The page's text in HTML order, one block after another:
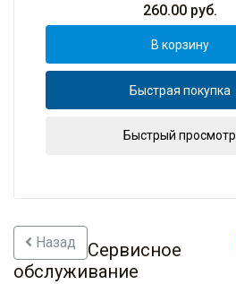
260.00руб.
В корзину
Быстрая покупка
Быстрый просмотр
Назад
Сервисное
обслуживание